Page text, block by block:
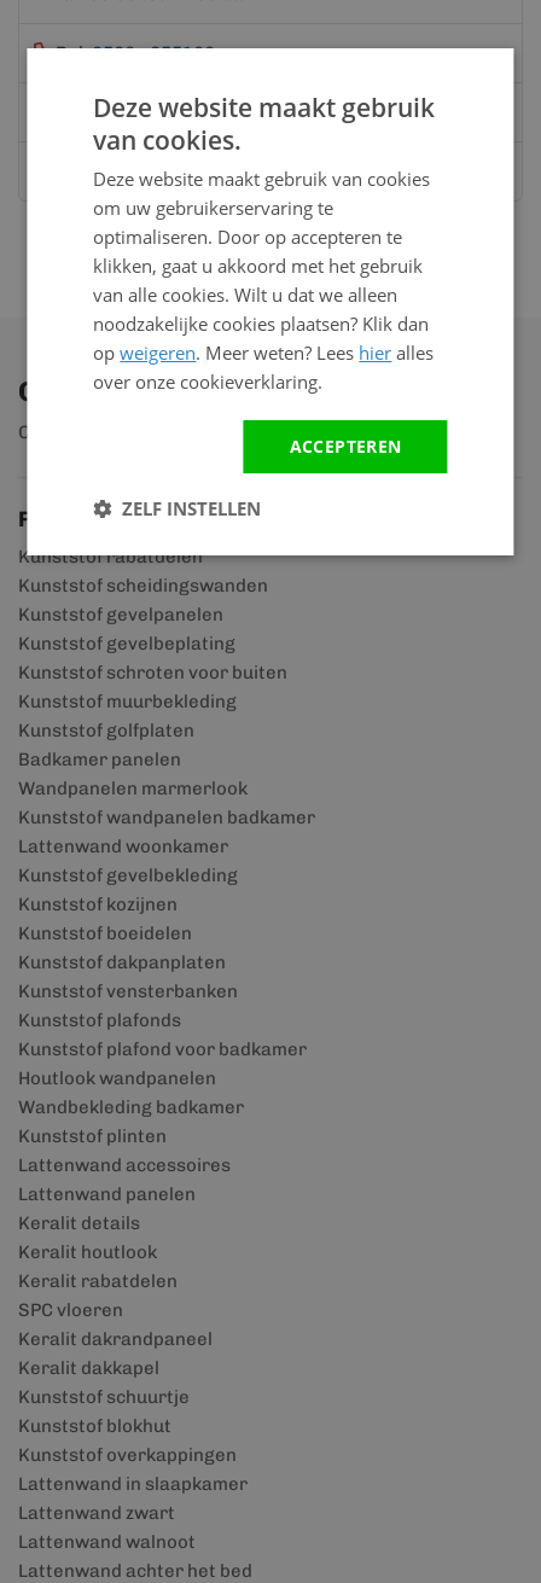
Bel:0528 - 355190
Mailinfo@kunststofbouwmateriaal.nl
Stuur ons een bericht opWhatsapp
Ontdek ons assortiment
Ontdek ruim 2.000 producten
Productgroepen
Kunststof rabatdelen
Kunststof scheidingswanden
Kunststof gevelpanelen
Kunststof gevelbeplating
Kunststof schroten voor buiten
Kunststof muurbekleding
Kunststof golfplaten
Badkamer panelen
Wandpanelen marmerlook
Kunststof wandpanelen badkamer
Lattenwand woonkamer
Kunststof gevelbekleding
Kunststof kozijnen
Kunststof boeidelen
Kunststof dakpanplaten
Kunststof vensterbanken
Kunststof plafonds
Kunststof plafond voor badkamer
Houtlook wandpanelen
Wandbekleding badkamer
Kunststof plinten
Lattenwand accessoires
Lattenwand panelen
Keralit details
Keralit houtlook
Keralit rabatdelen
SPC vloeren
Keralit dakrandpaneel
Keralit dakkapel
Kunststof schuurtje
Kunststof blokhut
Kunststof overkappingen
Lattenwand in slaapkamer
Lattenwand zwart
Lattenwand walnoot
Lattenwand achter het bed
Deze website maakt gebruik
van cookies.
Deze website maakt gebruik van cookies
om uw gebruikerservaring te
optimaliseren. Door op accepteren te
klikken, gaat u akkoord met het gebruik
van alle cookies. Wilt u dat we alleen
noodzakelijke cookies plaatsen? Klik dan
opweigeren. Meer weten? Lees hier alles
over onze cookieverklaring.
ACCEPTEREN
ZELF INSTELLEN